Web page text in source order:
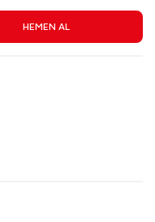
HEMEN AL